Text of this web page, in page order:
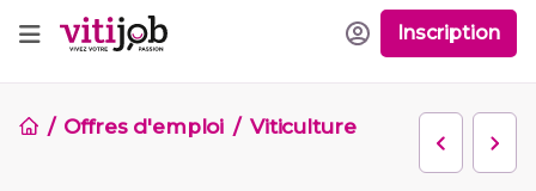
Inscription
Offres d'emploi Viticulture